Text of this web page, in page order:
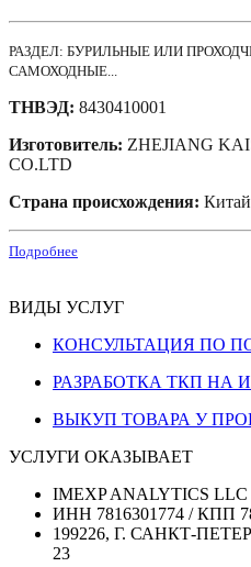
РАЗДЕЛ: БУРИЛЬНЫЕ ИЛИ
САМОХОДНЫЕ...
ТНВЭД: 8430410001
Изготовитель: ZHEJIANG
CO.LTD
Страна происхождения: Китай
Подробнее
ВИДЫ УСЛУГ
КОНСУЛЬТАЦИЯ ПО
РАЗРАБОТКА ТКП НА
ВЫКУП ТОВАРА У
УСЛУГИ ОКАЗЫВАЕТ
IMEXP ANALYTICS LLC
ИНН 7816301774 / КПП
199226, Г. САНКТ-
23